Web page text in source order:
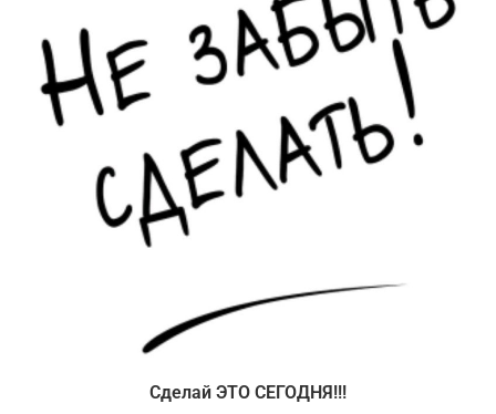
Сделай ЭТО СЕГОДНЯ!!!